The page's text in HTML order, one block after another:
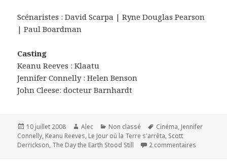
Scénaristes : David Scarpa | Ryne Douglas Pearson
| Paul Boardman
Casting
Keanu Reeves : Klaatu
Jennifer Connelly : Helen Benson
John Cleese: docteur Barnhardt
Publié
le
10 juillet 2008 Auteur
Alec Catégories
Non classé
Mots-
clés
Cinéma, Jennifer
Connelly, Keanu Reeves, Le Jour où la Terre s'arrêta, Scott
Derrickson, The Day the Earth Stood Still 2 commentaires